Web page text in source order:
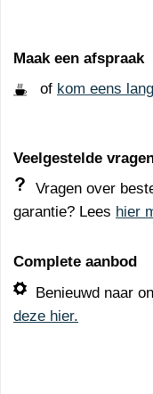
Maak een afspraak
of kom eens
Veelgestelde
Vragen over
garantie? Lees hier
Complete aanbod
Benieuwd naar
deze hier.